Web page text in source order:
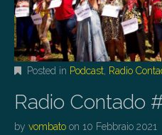
Posted in Podcast Radio
Radio Contado
by vombato on 10 Febbraio 2021